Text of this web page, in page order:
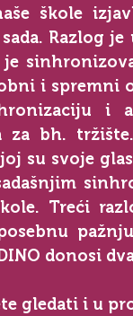
škole
Razlog
i spremni
i
za bh.
su svoje
Treći
donosi
gledati i u